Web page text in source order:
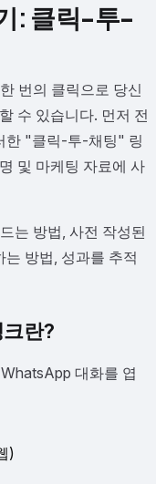
: 클릭-투-
번의 클릭으로 당신
수 있습니다. 먼저 전
한 "클릭-투-채팅" 링
및 마케팅 자료에 사
는 방법, 사전 작성된
방법, 성과를 추적
란?
대화를 엽
)